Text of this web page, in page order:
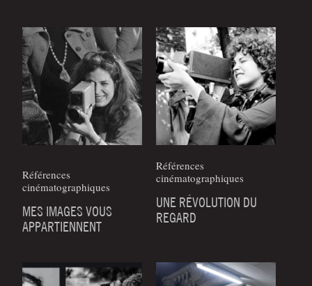
Références
cinématographiques
MES IMAGES VOUS
APPARTIENNENT
Références
cinématographiques
UNE RÉVOLUTION DU
REGARD